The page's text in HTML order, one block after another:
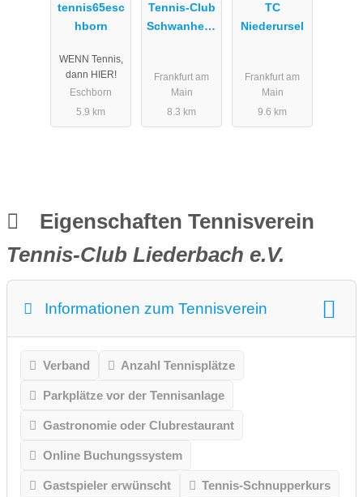
tennis65esc
hborn
WENN Tennis,
dann HIER!
Eschborn
5.9 km
Tennis-Club
Schwanheim
Frankfurt am
Main
8.3 km
TC
Niederursel
Frankfurt am
Main
9.6 km
Eigenschaften Tennisverein
Tennis-Club Liederbach e.V.
Informationen zum Tennisverein
Verband Anzahl Tennisplätze
Parkplätze vor der Tennisanlage
Gastronomie oder Clubrestaurant
Online Buchungssystem
Gastspieler erwünscht Tennis-Schnupperkurs